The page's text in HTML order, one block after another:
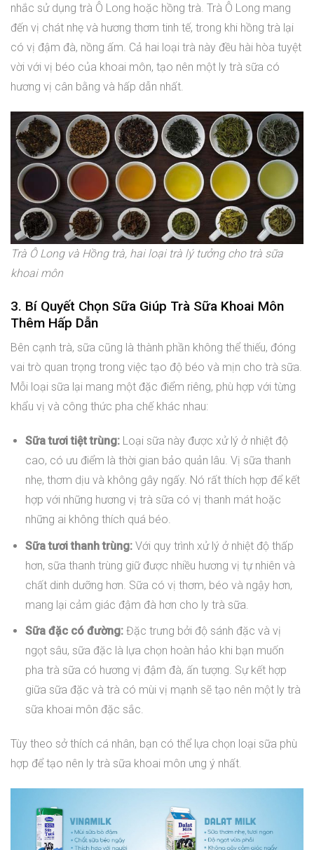
nhắc sử dụng trà Ô Long hoặc hồng trà. Trà Ô Long mang
đến vị chát nhẹ và hương thơm tinh tế, trong khi hồng trà lại
có vị đậm đà, nồng ấm. Cả hai loại trà này đều hài hòa tuyệt
vời với vị béo của khoai môn, tạo nên một ly trà sữa có
hương vị cân bằng và hấp dẫn nhất.
Trà Ô Long và Hồng trà, hai loại trà lý tưởng cho trà sữa
khoai môn
3. Bí Quyết Chọn Sữa Giúp Trà Sữa Khoai Môn
Thêm Hấp Dẫn
Bên cạnh trà, sữa cũng là thành phần không thể thiếu, đóng
vai trò quan trọng trong việc tạo độ béo và mịn cho trà sữa.
Mỗi loại sữa lại mang một đặc điểm riêng, phù hợp với từng
khẩu vị và công thức pha chế khác nhau:
Sữa tươi tiệt trùng:Loại sữa này được xử lý ở nhiệt độ
cao, có ưu điểm là thời gian bảo quản lâu. Vị sữa thanh
nhẹ, thơm dịu và không gây ngấy. Nó rất thích hợp để kết
hợp với những hương vị trà sữa có vị thanh mát hoặc
những ai không thích quá béo.
Sữa tươi thanh trùng:Với quy trình xử lý ở nhiệt độ thấp
hơn, sữa thanh trùng giữ được nhiều hương vị tự nhiên và
chất dinh dưỡng hơn. Sữa có vị thơm, béo và ngậy hơn,
mang lại cảm giác đậm đà hơn cho ly trà sữa.
Sữa đặc có đường:Đặc trưng bởi độ sánh đặc và vị
ngọt sâu, sữa đặc là lựa chọn hoàn hảo khi bạn muốn
pha trà sữa có hương vị đậm đà, ấn tượng. Sự kết hợp
giữa sữa đặc và trà có mùi vị mạnh sẽ tạo nên một ly trà
sữa khoai môn đặc sắc.
Tùy theo sở thích cá nhân, bạn có thể lựa chọn loại sữa phù
hợp để tạo nên ly trà sữa khoai môn ưng ý nhất.